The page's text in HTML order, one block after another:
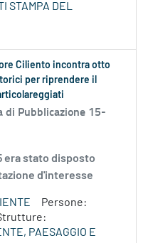
STAMPA DEL
Ciliento incontra otto
per riprendere il
di Pubblicazione 15-
era stato disposto
d'interesse
Persone:
PAESAGGIO E